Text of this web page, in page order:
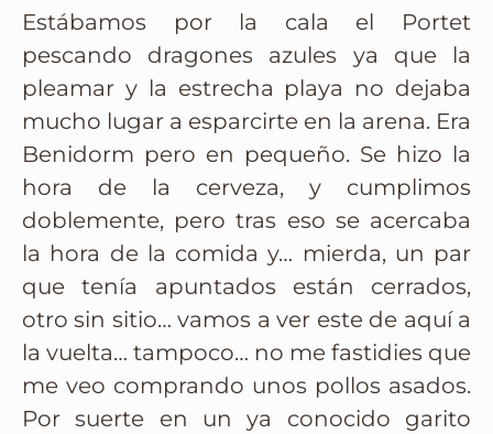
Estábamos por la cala el Portet
pescando dragones azules ya que la
pleamar y la estrecha playa no dejaba
mucho lugar a esparcirte en la arena. Era
Benidorm pero en pequeño. Se hizo la
hora de la cerveza, y cumplimos
doblemente, pero tras eso se acercaba
la hora de la comida y… mierda, un par
que tenía apuntados están cerrados,
otro sin sitio… vamos a ver este de aquí a
la vuelta… tampoco… no me fastidies que
me veo comprando unos pollos asados.
Por suerte en un ya conocido garito